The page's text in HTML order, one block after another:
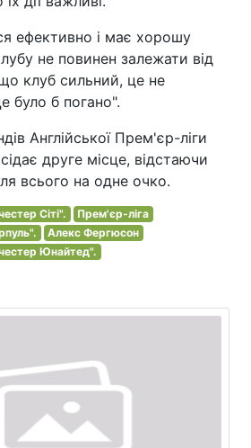
ефективно і має хорошу
не повинен залежати від
клуб сильний, це не
було б погано".
Англійської Прем'єр-ліги
друге місце, відстаючи
всього на одне очко.
Сіті".
Прем'єр-ліга
Алекс Фергюсон
Юнайтед".